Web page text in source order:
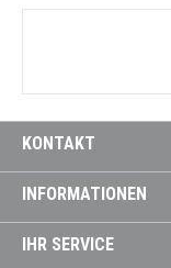
KONTAKT
INFORMATIONEN
IHR SERVICE